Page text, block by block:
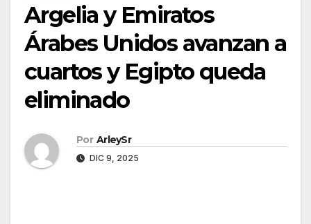
Argelia y Emiratos
Árabes Unidos avanzan a
cuartos y Egipto queda
eliminado
Por ArleySr
DIC 9, 2025